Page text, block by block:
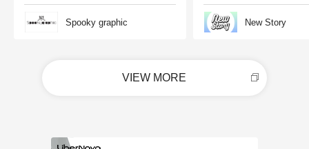
Spooky graphic New Story
VIEW MORE